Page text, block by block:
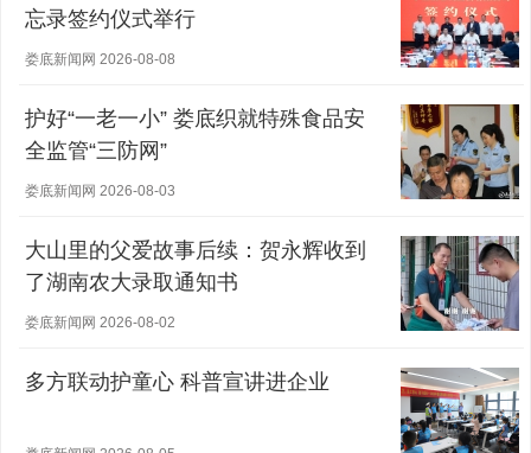
忘录签约仪式举行
娄底新闻网 2026-08-08
护好“一老一小” 娄底织就特殊食品安
全监管“三防网”
娄底新闻网 2026-08-03
大山里的父爱故事后续：贺永辉收到
了湖南农大录取通知书
娄底新闻网 2026-08-02
多方联动护童心 科普宣讲进企业